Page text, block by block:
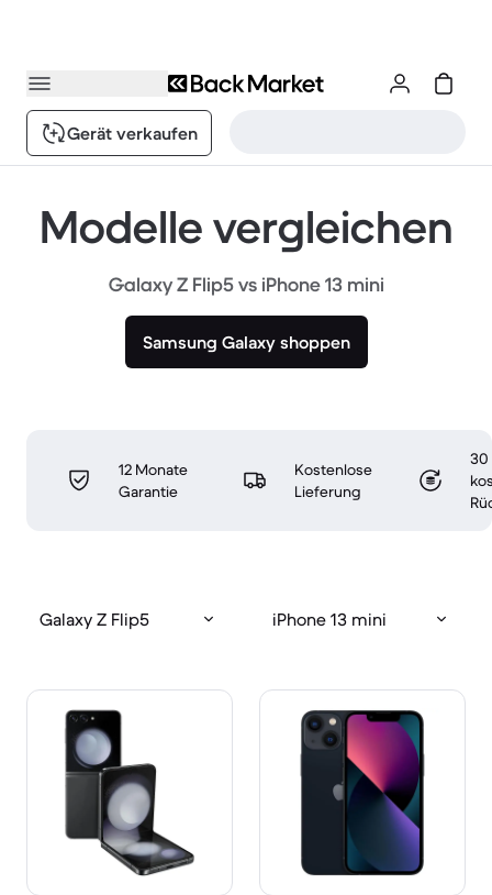
Gerät verkaufen
Modelle vergleichen
Galaxy Z Flip5 vs iPhone 13 mini
Samsung Galaxy shoppen
12 Monate
Garantie
Kostenlose
Lieferung
30
Galaxy Z Flip5 iPhone 13 mini